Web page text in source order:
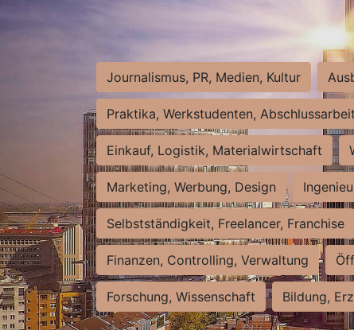
Journalismus, PR, Medien, Kultur
Praktika, Werkstudenten,
Einkauf, Logistik, Materialwirtschaft
Marketing, Werbung, Design
Selbstständigkeit, Freelancer, Franchise
Finanzen, Controlling, Verwaltung
Forschung, Wissenschaft Bildung,